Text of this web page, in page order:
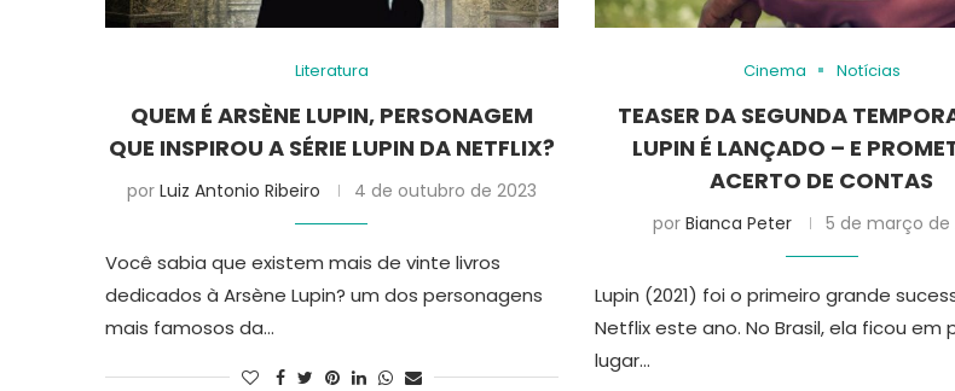
Literatura
QUEM É ARSÈNE LUPIN, PERSONAGEM
QUE INSPIROU A SÉRIE LUPIN DA NETFLIX?
por Luiz Antonio Ribeiro 4 de outubro de 2023
Você sabia que existem mais de vinte livros
dedicados à Arsène Lupin? um dos personagens
mais famosos da…
Cinema Notícias
TEASER DA SEGUNDA
LUPIN É LANÇADO – E
ACERTO DE CONTAS
porBianca Peter 5 de março de
Lupin (2021) foi o primeiro grande
Netflix este ano. No Brasil, ela ficou em
lugar…